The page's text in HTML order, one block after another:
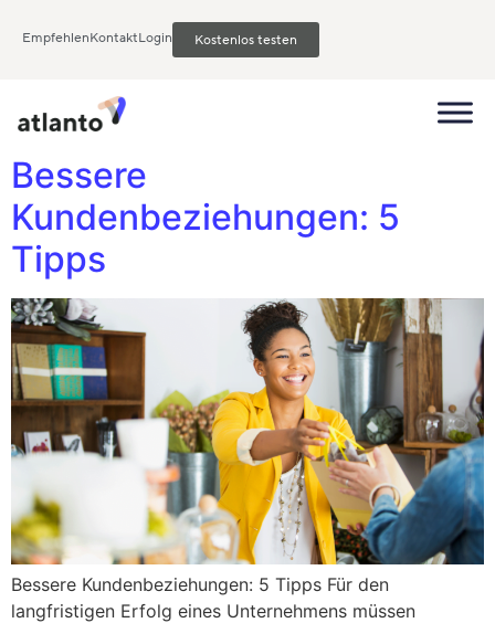
EmpfehlenKontaktLogin Kostenlos testen
Bessere
Kundenbeziehungen: 5
Tipps
Bessere Kundenbeziehungen: 5 Tipps Für den
langfristigen Erfolg eines Unternehmens müssen